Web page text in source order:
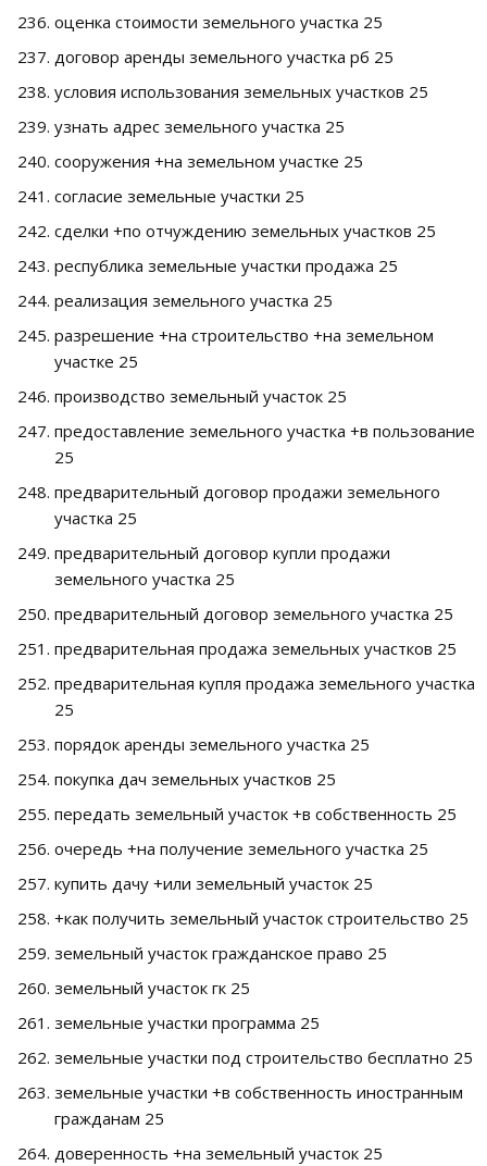
оценка стоимости земельного участка 25
договор аренды земельного участка рб 25
условия использования земельных участков 25
узнать адрес земельного участка 25
сооружения +на земельном участке 25
согласие земельные участки 25
сделки +по отчуждению земельных участков 25
республика земельные участки продажа 25
реализация земельного участка 25
разрешение +на строительство +на земельном
участке 25
производство земельный участок 25
предоставление земельного участка +в пользование
25
предварительный договор продажи земельного
участка 25
предварительный договор купли продажи
земельного участка 25
предварительный договор земельного участка 25
предварительная продажа земельных участков 25
предварительная купля продажа земельного участка
25
порядок аренды земельного участка 25
покупка дач земельных участков 25
передать земельный участок +в собственность 25
очередь +на получение земельного участка 25
купить дачу +или земельный участок 25
+как получить земельный участок строительство 25
земельный участок гражданское право 25
земельный участок гк 25
земельные участки программа 25
земельные участки под строительство бесплатно 25
земельные участки +в собственность иностранным
гражданам 25
доверенность +на земельный участок 25